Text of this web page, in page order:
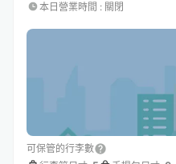
本日營業時間 : 關閉
可保管的行李數